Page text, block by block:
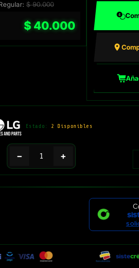
$90.000
$40.000
Estado: 2 Disponibles
− +